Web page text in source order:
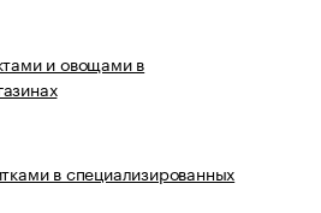
и овощами в
в специализированных